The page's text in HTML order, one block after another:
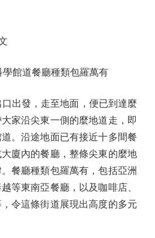
館道餐廳種類包羅萬有
出發，走至地面，便已到達麼
家沿尖東一側的麼地道走，即
。沿途地面已有接近十多間餐
廈內的餐廳，整條尖東的麼地
餐廳種類包羅萬有，包括亞洲
等東南亞餐廳，以及咖啡店、
令這條街道展現出高度的多元